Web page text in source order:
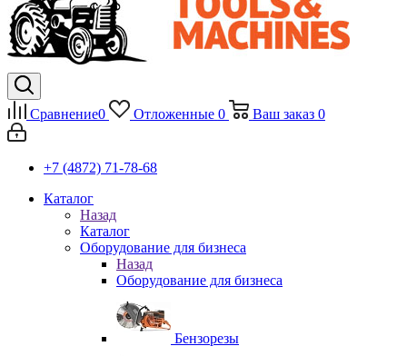
Сравнение0 Отложенные 0 Ваш заказ 0
+7 (4872) 71-78-68
Каталог
Назад
Каталог
Оборудование для бизнеса
Назад
Оборудование для бизнеса
Бензорезы